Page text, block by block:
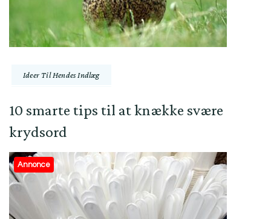
Ideer Til Hendes Indlæg
10 smarte tips til at knække svære
krydsord
Annonce